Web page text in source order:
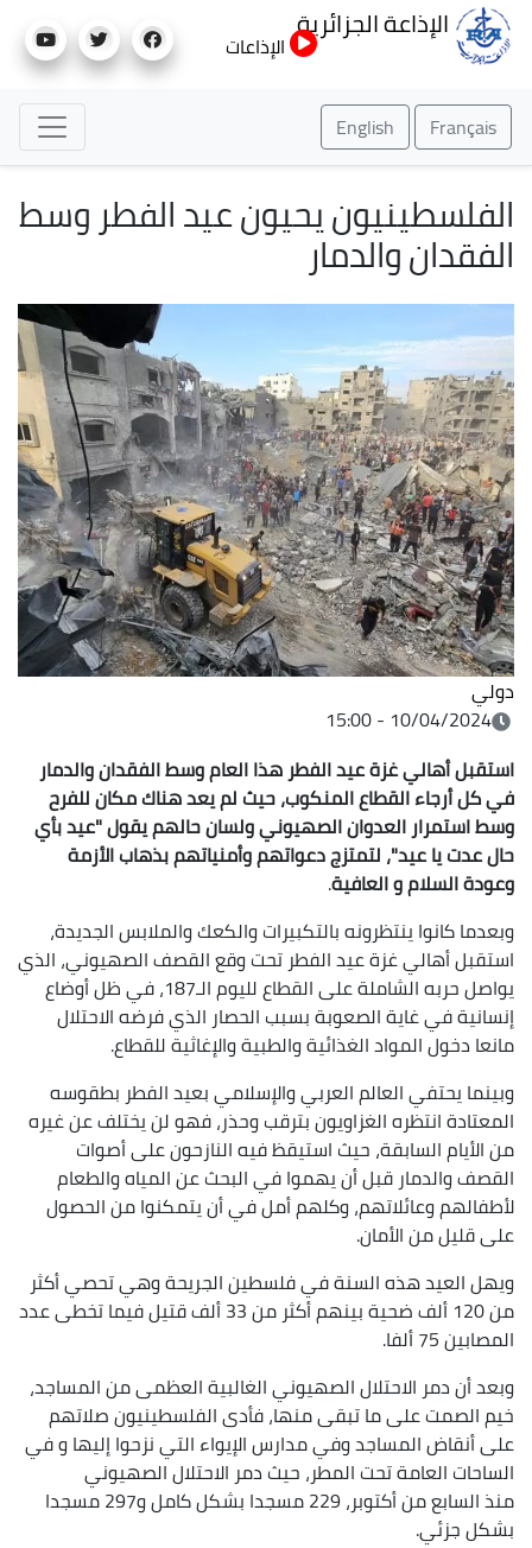
إلى
الإذاعة الجزائرية
الإذاعات
Français
English
الفلسطينيون يحيون عيد الفطر وسط
الفقدان والدمار
دولي
10/04/2024 - 15:00
استقبل أهالي غزة عيد الفطر هذا العام وسط الفقدان والدمار
في كل أرجاء القطاع المنكوب، حيث لم يعد هناك مكان للفرح
وسط استمرار العدوان الصهيوني ولسان حالهم يقول "عيد بأي
حال عدت يا عيد"، لتمتزج دعواتهم وأمنياتهم بذهاب الأزمة
وعودة السلام و العافية.
وبعدما كانوا ينتظرونه بالتكبيرات والكعك والملابس الجديدة،
استقبل أهالي غزة عيد الفطر تحت وقع القصف الصهيوني، الذي
يواصل حربه الشاملة على القطاع لليوم الـ187، في ظل أوضاع
إنسانية في غاية الصعوبة بسبب الحصار الذي فرضه الاحتلال
مانعا دخول المواد الغذائية والطبية والإغاثية للقطاع.
وبينما يحتفي العالم العربي والإسلامي بعيد الفطر بطقوسه
المعتادة انتظره الغزاويون بترقب وحذر، فهو لن يختلف عن غيره
من الأيام السابقة، حيث استيقظ فيه النازحون على أصوات
القصف والدمار قبل أن يهموا في البحث عن المياه والطعام
لأطفالهم وعائلاتهم، وكلهم أمل في أن يتمكنوا من الحصول
على قليل من الأمان.
ويهل العيد هذه السنة في فلسطين الجريحة وهي تحصي أكثر
من 120 ألف ضحية بينهم أكثر من 33 ألف قتيل فيما تخطى عدد
المصابين 75 ألفا.
وبعد أن دمر الاحتلال الصهيوني الغالبية العظمى من المساجد،
خيم الصمت على ما تبقى منها، فأدى الفلسطينيون صلاتهم
على أنقاض المساجد وفي مدارس الإيواء التي نزحوا إليها و في
الساحات العامة تحت المطر، حيث دمر الاحتلال الصهيوني
منذ السابع من أكتوبر، 229 مسجدا بشكل كامل و297 مسجدا
بشكل جزئي.